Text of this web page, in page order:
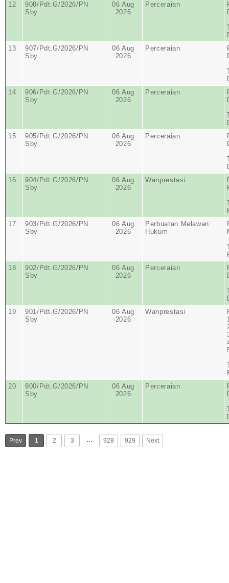
12
908/Pdt.G/2026/PN
Sby
06 Aug
2026
Perceraian
13
907/Pdt.G/2026/PN
Sby
06 Aug
2026
Perceraian
14
906/Pdt.G/2026/PN
Sby
06 Aug
2026
Perceraian
15
905/Pdt.G/2026/PN
Sby
06 Aug
2026
Perceraian
16
904/Pdt.G/2026/PN
Sby
06 Aug
2026
Wanprestasi
17
903/Pdt.G/2026/PN
Sby
06 Aug
2026
Perbuatan Melawan
Hukum
18
902/Pdt.G/2026/PN
Sby
06 Aug
2026
Perceraian
19
901/Pdt.G/2026/PN
Sby
06 Aug
2026
Wanprestasi
20
900/Pdt.G/2026/PN
Sby
06 Aug
2026
Perceraian
Prev 1 2 3 … 928 929 Next